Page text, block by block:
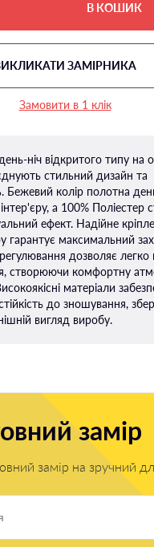
В КОШИК
ЗАМІРНИКА
Замовити в 1 клік
ніч відкритого типу на
стильний дизайн та
Бежевий колір полотна
а 100% Поліестер
ефект. Надійне
гарантує максимальний
дозволяє легко
створюючи комфортну
матеріали
до зношування,
вигляд виробу.
замір
замір на зручний